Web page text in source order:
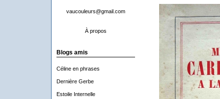
vaucouleurs@gmail.com
À propos
Blogs amis
Céline en phrases
Dernière Gerbe
Estoile Internelle